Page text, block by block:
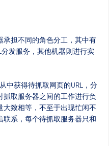
承担不同的角色分工，其中有
发服务，其他机器则进行实
中获得待抓取网页的URL，分
抓取服务器之间的工作进行负
大致相等，不至于出现忙闲不
系，每个待抓取服务器只和